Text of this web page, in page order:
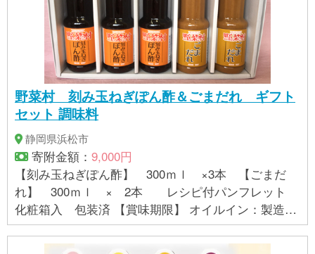
野菜村 刻み玉ねぎぽん酢＆ごまだれ ギフト
セット 調味料
静岡県浜松市
寄附金額： 9,000円
【刻み玉ねぎぽん酢】 300ｍｌ ×3本 【ごまだ
れ】 300ｍｌ × 2本 レシピ付パンフレット
化粧箱入 包装済 【賞味期限】 オイルイン：製造日
から150日 ノンオイル：製造日から210日 【製造地】
浜松市